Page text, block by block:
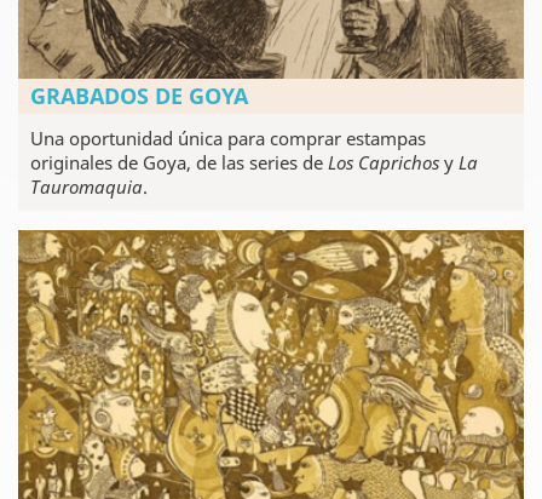
GRABADOS DE GOYA
Una oportunidad única para comprar estampas
originales de Goya, de las series de Los Caprichos y La
Tauromaquia.